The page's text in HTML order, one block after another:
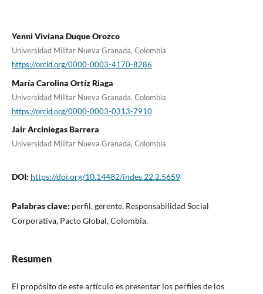
Yenni Viviana Duque Orozco
Universidad Militar Nueva Granada, Colombia
https://orcid.org/0000-0003-4170-8286
María Carolina Ortíz Riaga
Universidad Militar Nueva Granada, Colombia
https://orcid.org/0000-0003-0313-7910
Jair Arciniegas Barrera
Universidad Militar Nueva Granada, Colombia
DOI: https://doi.org/10.14482/indes.22.2.5659
Palabras clave: perfil, gerente, Responsabilidad Social
Corporativa, Pacto Global, Colombia.
Resumen
El propósito de este artículo es presentar los perfiles de los